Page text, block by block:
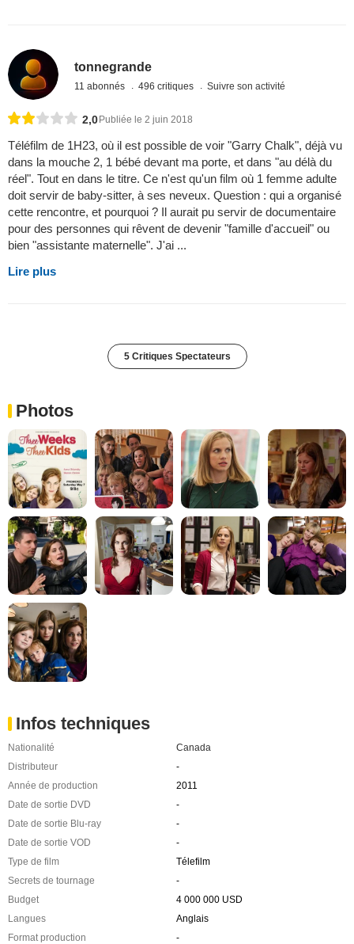
tonnegrande
11 abonnés 496 critiques Suivre son activité
2,0 Publiée le 2 juin 2018
Téléfilm de 1H23, où il est possible de voir "Garry Chalk", déjà vu
dans la mouche 2, 1 bébé devant ma porte, et dans "au délà du
réel". Tout en dans le titre. Ce n'est qu'un film où 1 femme adulte
doit servir de baby-sitter, à ses neveux. Question : qui a organisé
cette rencontre, et pourquoi ? Il aurait pu servir de documentaire
pour des personnes qui rêvent de devenir "famille d'accueil" ou
bien "assistante maternelle". J'ai ...
Lire plus
5 Critiques Spectateurs
Photos
Infos techniques
Nationalité
Canada
Distributeur
-
Année de production
2011
Date de sortie DVD
-
Date de sortie Blu-ray
-
Date de sortie VOD
-
Type de film
Télefilm
Secrets de tournage
-
Budget
4 000 000 USD
Langues
Anglais
Format production
-